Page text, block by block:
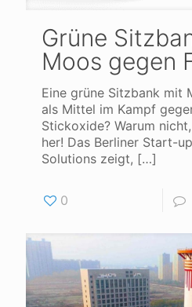
Grüne
Moos gegen
Eine grüne Sitzbank mit
als Mittel im Kampf
Stickoxide? Warum
her! Das Berliner Start-
Solutions zeigt, […]
0